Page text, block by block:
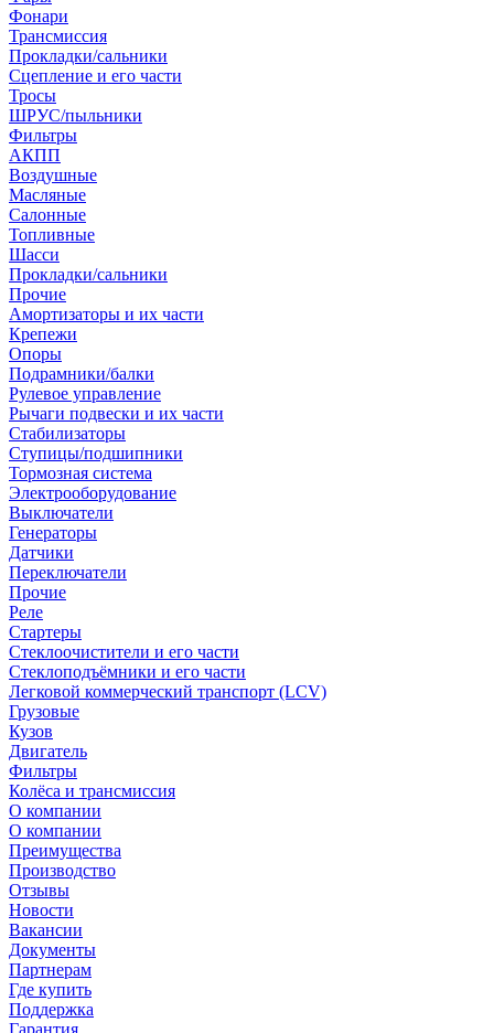
Фонари
Трансмиссия
Прокладки/сальники
Сцепление и его части
Тросы
ШРУС/пыльники
Фильтры
АКПП
Воздушные
Масляные
Салонные
Топливные
Шасси
Прокладки/сальники
Прочие
Амортизаторы и их части
Крепежи
Опоры
Подрамники/балки
Рулевое управление
Рычаги подвески и их части
Стабилизаторы
Ступицы/подшипники
Тормозная система
Электрооборудование
Выключатели
Генераторы
Датчики
Переключатели
Прочие
Реле
Стартеры
Стеклоочистители и его части
Стеклоподъёмники и его части
Легковой коммерческий транспорт (LCV)
Грузовые
Кузов
Двигатель
Фильтры
Колёса и трансмиссия
О компании
О компании
Преимущества
Производство
Отзывы
Новости
Вакансии
Документы
Партнерам
Где купить
Поддержка
Гарантия